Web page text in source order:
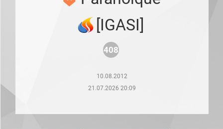
последние
сессии)
[IGASI]
408
10.08.2012
21.07.2026 20:09